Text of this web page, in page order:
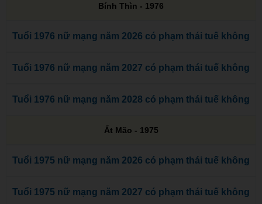
Bính Thìn - 1976
Tuổi 1976 nữ mạng năm 2026 có phạm thái tuế không
Tuổi 1976 nữ mạng năm 2027 có phạm thái tuế không
Tuổi 1976 nữ mạng năm 2028 có phạm thái tuế không
Ất Mão - 1975
Tuổi 1975 nữ mạng năm 2026 có phạm thái tuế không
Tuổi 1975 nữ mạng năm 2027 có phạm thái tuế không